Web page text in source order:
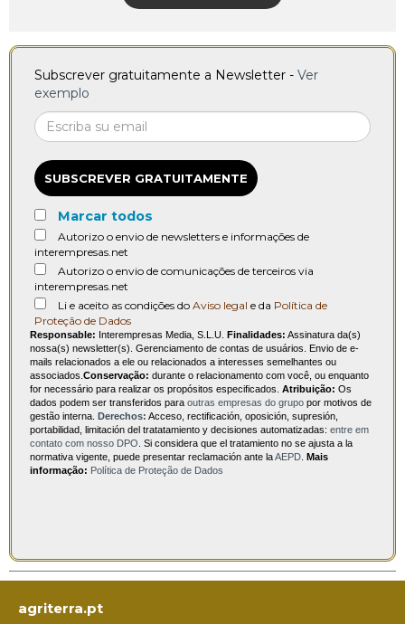
Subscrever gratuitamente a Newsletter - Ver
exemplo
SUBSCREVER GRATUITAMENTE
Marcar todos
Autorizo o envio de newsletters e informações de
interempresas.net
Autorizo o envio de comunicações de terceiros via
interempresas.net
Li e aceito as condições do Aviso legal e da Política de
Proteção de Dados
Responsable: Interempresas Media, S.L.U. Finalidades: Assinatura da(s)
nossa(s) newsletter(s). Gerenciamento de contas de usuários. Envio de e-
mails relacionados a ele ou relacionados a interesses semelhantes ou
associados. Conservação: durante o relacionamento com você, ou enquanto
for necessário para realizar os propósitos especificados. Atribuição: Os
dados podem ser transferidos para outras empresas do grupo por motivos de
gestão interna.
Derechos: Acceso, rectificación, oposición, supresión,
portabilidad, limitación del tratatamiento y decisiones automatizadas: entre em
contato com nosso DPO . Si considera que el tratamiento no se ajusta a la
normativa vigente, puede presentar reclamación ante laAEPD
Mais
informação: Política de Proteção de Dados
agriterra.pt